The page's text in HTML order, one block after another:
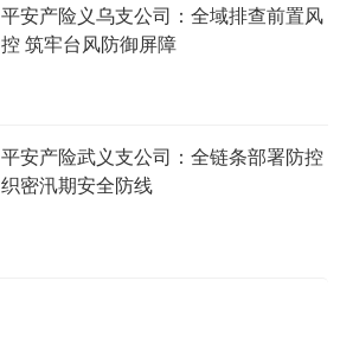
平安产险义乌支公司：全域排查前置风
控 筑牢台风防御屏障
平安产险武义支公司：全链条部署防控
织密汛期安全防线